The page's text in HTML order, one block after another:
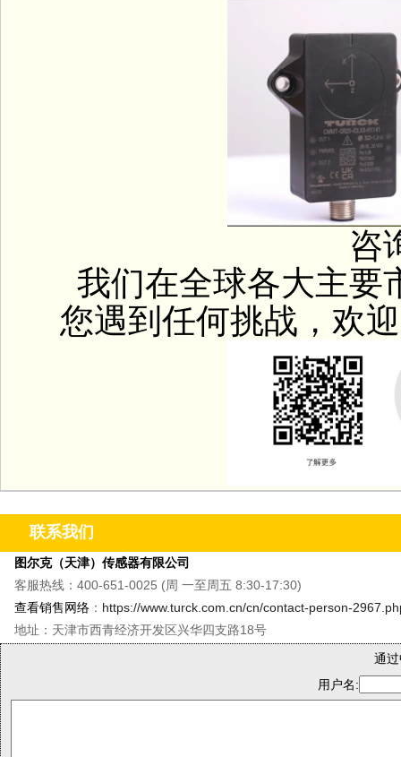
咨询
我们在全球各大主要
您遇到任何挑战，欢
联系我们
图尔克（天津）传感器有限公司
客服热线：400-651-0025 (周 一至周五 8:30-17:30)
查看销售网络 ： https://www.turck.com.cn/cn/contact-person-
地址：天津市西青经济开发区兴华四支路18号
通
用户名: